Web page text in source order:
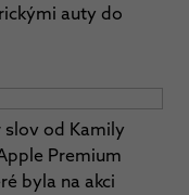
auty do
slov od Kamily
Premium
byla na akci